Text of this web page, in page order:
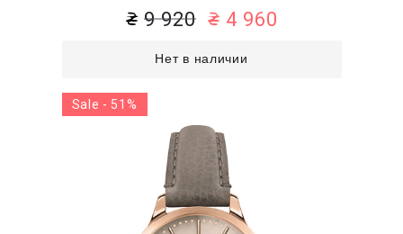
9 920 4 960
Нет в наличии
Sale - 51%